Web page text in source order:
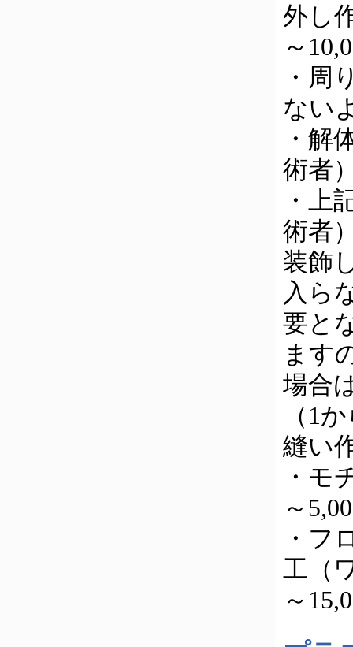
外し
～
・周
ない
・解
術者
・上
術者
装飾
入ら
要と
ます
場合
（1
縫い
・モ
～
・フ
工（
～